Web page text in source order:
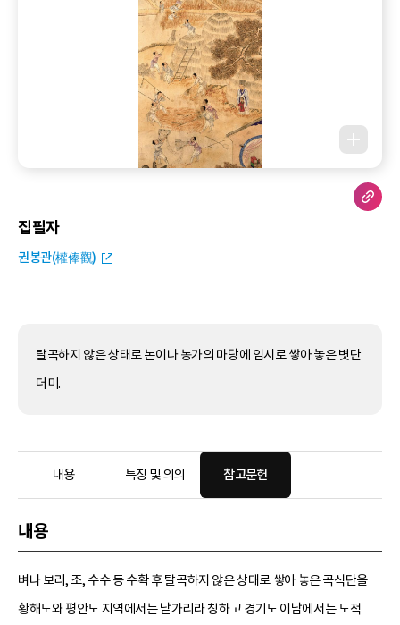
집필자
권봉관(權俸觀)
탈곡하지 않은 상태로 논이나 농가의 마당에 임시로 쌓아 놓은 볏단
더미.
내용 특징 및 의의 참고문헌
내용
벼나 보리, 조, 수수 등 수확 후 탈곡하지 않은 상태로 쌓아 놓은 곡식단을
황해도와 평안도 지역에서는 낟가리라 칭하고 경기도 이남에서는 노적